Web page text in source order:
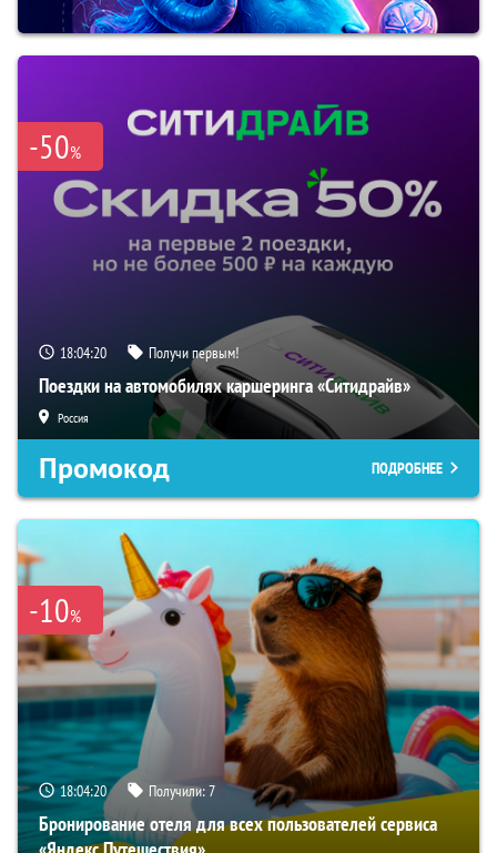
-50%
18:04:19 Получи первым!
Поездки на автомобилях каршеринга «Ситидрайв»
Россия
Промокод ПОДРОБНЕЕ
-10%
18:04:19 Получили:7
Бронирование отеля для всех пользователей сервиса